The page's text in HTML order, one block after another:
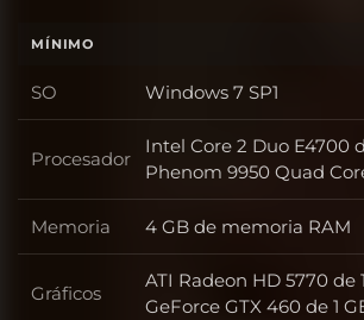
MÍNIMO
SO SO
Windows 7 SP1
Procesador Procesador
Intel Core 2 Duo E4700
Phenom 9950 Quad
Memoria Memoria
4 GB de memoria RAM
Gráficos Gráficos
ATI Radeon HD 5770 de
GeForce GTX 460 de 1